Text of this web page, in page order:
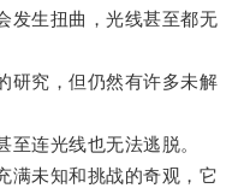
生扭曲，光线甚至都无
究，但仍然有许多未解
连光线也无法逃脱。
未知和挑战的奇观，它